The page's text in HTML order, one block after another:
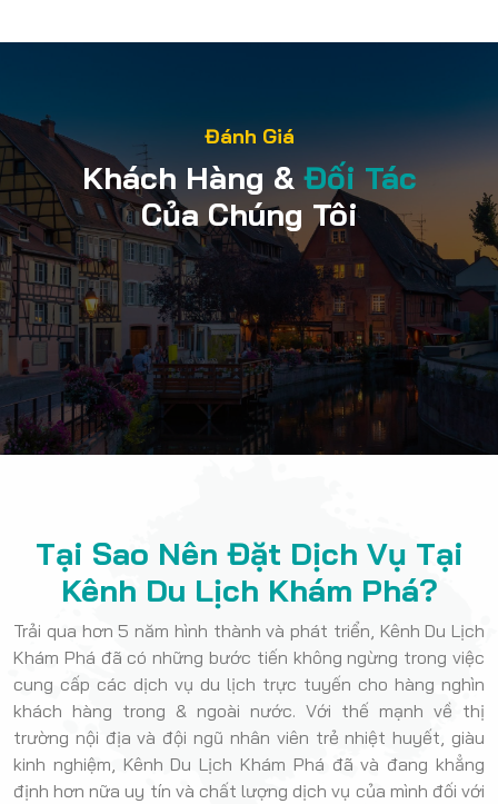
Đánh Giá
Khách Hàng & Đối Tác
Của Chúng Tôi
Tại Sao Nên Đặt Dịch Vụ Tại
Kênh Du Lịch Khám Phá?
Trải qua hơn 5 năm hình thành và phát triển, Kênh Du Lịch
Khám Phá đã có những bước tiến không ngừng trong việc
cung cấp các dịch vụ du lịch trực tuyến cho hàng nghìn
khách hàng trong & ngoài nước. Với thế mạnh về thị
trường nội địa và đội ngũ nhân viên trẻ nhiệt huyết, giàu
kinh nghiệm, Kênh Du Lịch Khám Phá đã và đang khẳng
định hơn nữa uy tín và chất lượng dịch vụ của mình đối với